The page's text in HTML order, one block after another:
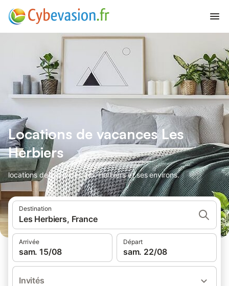
Locations de vacances Les
Herbiers
locations de vacances aux Herbiers et ses environs.
Destination
Les Herbiers, France
Arrivée
sam. 15/08
Départ
sam. 22/08
Invités